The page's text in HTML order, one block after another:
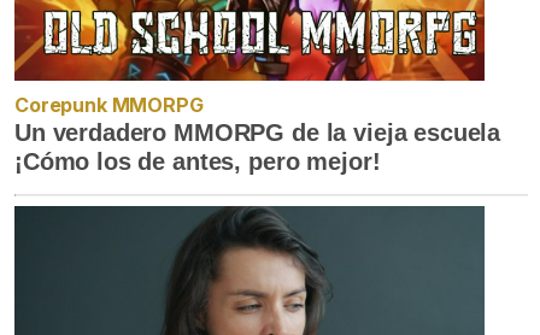
Corepunk MMORPG
Un verdadero MMORPG de la vieja escuela
¡Cómo los de antes, pero mejor!